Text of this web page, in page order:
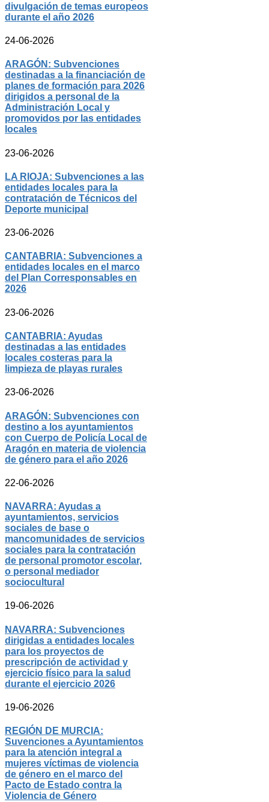
divulgación de temas europeos
durante el año 2026
24-06-2026
ARAGÓN: Subvenciones
destinadas a la financiación de
planes de formación para 2026
dirigidos a personal de la
Administración Local y
promovidos por las entidades
locales
23-06-2026
LA RIOJA: Subvenciones a las
entidades locales para la
contratación de Técnicos del
Deporte municipal
23-06-2026
CANTABRIA: Subvenciones a
entidades locales en el marco
del Plan Corresponsables en
2026
23-06-2026
CANTABRIA: Ayudas
destinadas a las entidades
locales costeras para la
limpieza de playas rurales
23-06-2026
ARAGÓN: Subvenciones con
destino a los ayuntamientos
con Cuerpo de Policía Local de
Aragón en materia de violencia
de género para el año 2026
22-06-2026
NAVARRA: Ayudas a
ayuntamientos, servicios
sociales de base o
mancomunidades de servicios
sociales para la contratación
de personal promotor escolar,
o personal mediador
sociocultural
19-06-2026
NAVARRA: Subvenciones
dirigidas a entidades locales
para los proyectos de
prescripción de actividad y
ejercicio físico para la salud
durante el ejercicio 2026
19-06-2026
REGIÓN DE MURCIA:
Suvenciones a Ayuntamientos
para la atención integral a
mujeres víctimas de violencia
de género en el marco del
Pacto de Estado contra la
Violencia de Género